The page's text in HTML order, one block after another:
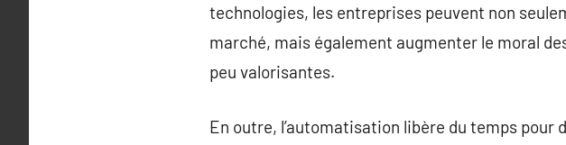
technologies, les entreprises peuvent non
marché, mais également augmenter le moral
peu valorisantes.
En outre, l’automatisation libère du temps